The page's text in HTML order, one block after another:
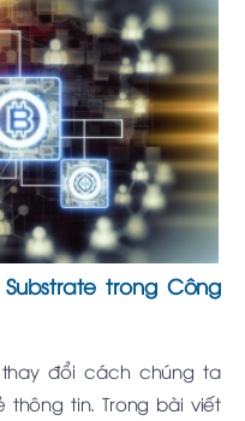
trong Công
đổi cách chúng ta
thông tin. Trong bài viết